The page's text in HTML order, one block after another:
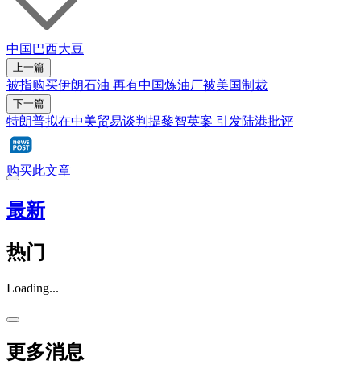
中国 巴西大豆
上一篇
被指购买伊朗石油 再有中国炼油厂被美国制裁
下一篇
特朗普拟在中美贸易谈判提黎智英案 引发陆港批评
购买此文章
最新
热门
Loading...
更多消息